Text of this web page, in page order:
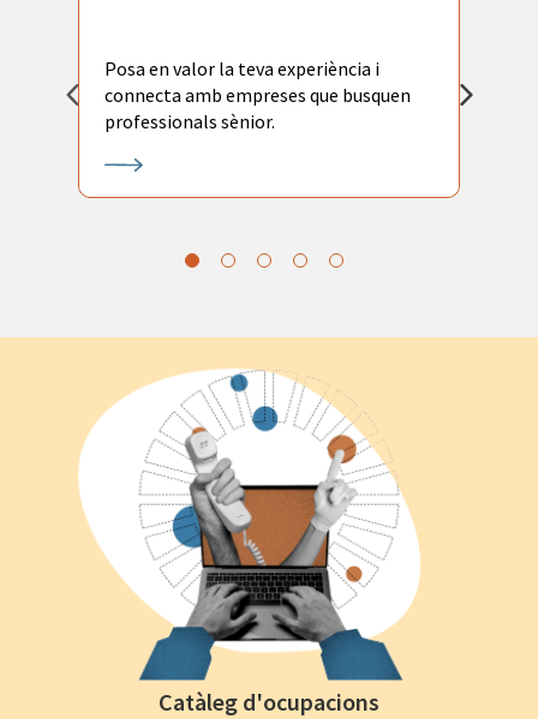
Posa en valor la teva experiència i
connecta amb empreses que busquen
professionals sènior.
Catàleg d'ocupacions